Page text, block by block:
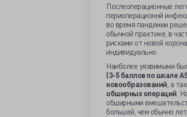
Послеоперационные
периоперационнй
во время пандемии
обычной практике, в
рисками от новой
индивидуально.
Наиболее уязвимыми
(3-5 баллов по шкале
новообразований, а
обширных операций.
обширными
большей, чем обычно